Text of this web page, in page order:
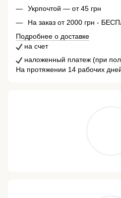
Укрпочтой — от 45 грн
На заказ от 2000 грн -
Подробнее о доставке
на счет
наложенный платеж (при
На протяжении 14 рабочих